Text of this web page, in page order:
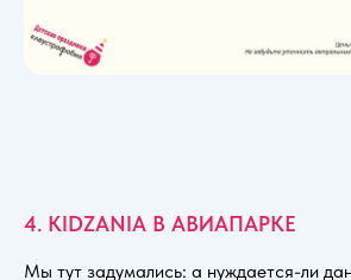
4. KIDZANIA В АВИАПАРКЕ
Мы тут задумались: а нуждается-ли